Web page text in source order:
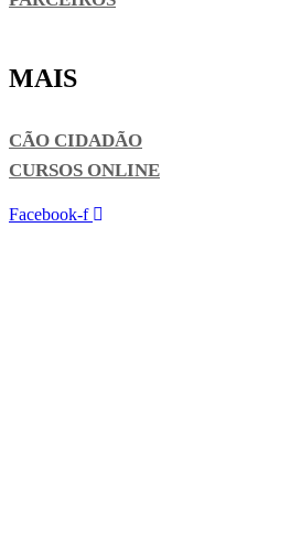
MAIS
CÃO CIDADÃO
CURSOS ONLINE
Facebook-f